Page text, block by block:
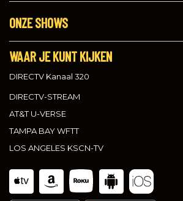
ONZE SHOWS
WAAR JE KUNT KIJKEN
DIRECTV Kanaal 320
DIRECTV-STREAM
AT&T U-VERSE
TAMPA BAY WFTT
LOS ANGELES KSCN-TV